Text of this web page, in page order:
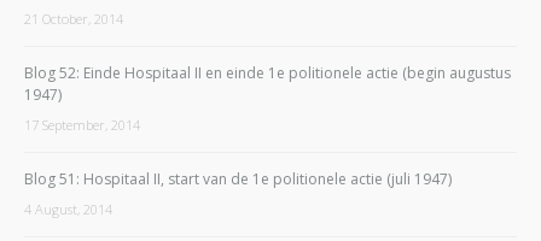
21 October, 2014
Blog 52: Einde Hospitaal II en einde 1e politionele actie (begin augustus
1947)
17 September, 2014
Blog 51: Hospitaal II, start van de 1e politionele actie (juli 1947)
4 August, 2014